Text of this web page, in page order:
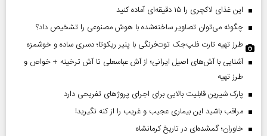
این غذای لاکچری را ۱۵ دقیقه‌ای آماده کنید
چگونه می‌توان تصاویر ساخته‌شده با هوش مصنوعی را تشخیص داد؟
طرز تهیه تارت فلپ‌جک توت‌فرنگی با پنیر ریکوتا؛ دسری ساده و خوشمزه
آشنایی با آش‌های اصیل ایرانی؛ از آش عباسعلی تا آش ترخینه + خواص و
طرز تهیه
پارک شیرین قابلیت‌ بالایی برای اجرای پروژهای تفریحی دارد
مراقب باشید این بیماری عجیب و غریب را از کنه نگیرید!
خاوران؛ گمشده‌ای در تاریخ کرمانشاه